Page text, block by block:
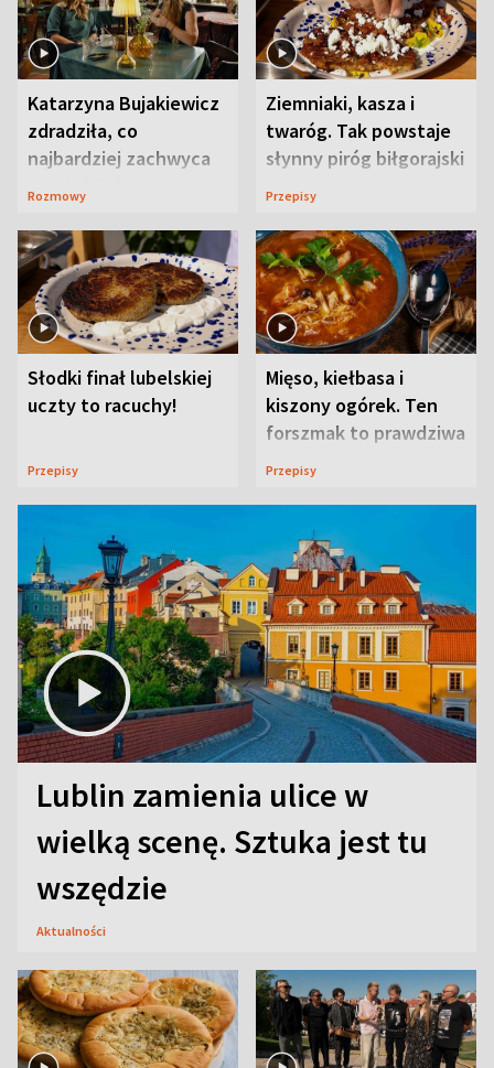
Katarzyna Bujakiewicz
zdradziła, co
najbardziej zachwyca
ją w Lublinie
Rozmowy
Ziemniaki, kasza i
twaróg. Tak powstaje
słynny piróg biłgorajski
Przepisy
Słodki finał lubelskiej
uczty to racuchy!
Przepisy
Mięso, kiełbasa i
kiszony ogórek. Ten
forszmak to prawdziwa
uczta
Przepisy
Lublin zamienia ulice w
wielką scenę. Sztuka jest tu
wszędzie
Aktualności